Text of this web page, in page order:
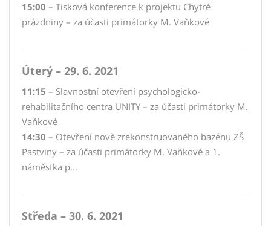
15:00 – Tisková konference k projektu Chytré
prázdniny – za účasti primátorky M. Vaňkové
Úterý – 29. 6. 2021
11:15 – Slavnostní otevření psychologicko-
rehabilitačního centra UNITY – za účasti primátorky M.
Vaňkové
14:30 – Otevření nově zrekonstruovaného bazénu ZŠ
Pastviny – za účasti primátorky M. Vaňkové a 1.
náměstka p...
Středa – 30. 6. 2021